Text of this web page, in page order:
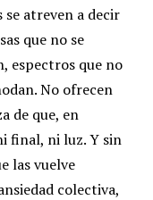
atreven a decir
que no se
espectros que no
No ofrecen
de que, en
final, ni luz. Y sin
las vuelve
colectiva,